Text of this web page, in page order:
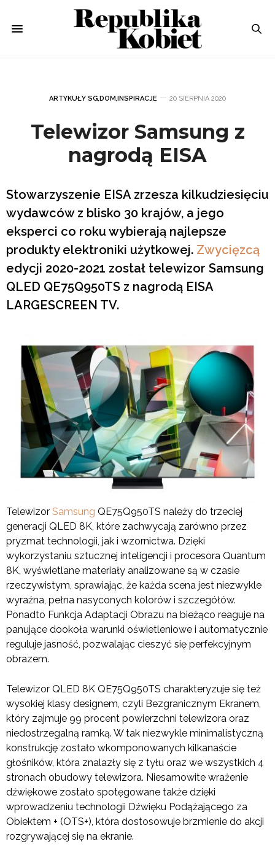
ARTYKUŁY SG,DOM,INSPIRACJE 20 SIERPNIA 2020
Telewizor Samsung z
nagrodą EISA
Stowarzyszenie EISA zrzesza kilkudziesięciu
wydawców z blisko 30 krajów, a jego
eksperci co roku wybierają najlepsze
produkty elektroniki użytkowej. Zwycięzcą
edycji 2020-2021 został telewizor Samsung
QLED QE75Q950TS z nagrodą EISA
LARGESCREEN TV.
Telewizor Samsung QE75Q950TS należy do trzeciej
generacji QLED 8K, które zachwycają zarówno przez
pryzmat technologii, jak i wzornictwa. Dzięki
wykorzystaniu sztucznej inteligencji i procesora Quantum
8K, wyświetlane materiały analizowane są w czasie
rzeczywistym, sprawiając, że każda scena jest niezwykle
wyraźna, pełna nasyconych kolorów i szczegółów.
Ponadto Funkcja Adaptacji Obrazu na bieżąco reaguje na
panujące dookoła warunki oświetleniowe i automatycznie
reguluje jasność, pozwalając cieszyć się perfekcyjnym
obrazem.
Telewizor QLED 8K QE75Q950TS charakteryzuje się też
wysokiej klasy designem, czyli Bezgranicznym Ekranem,
który zajmuje 99 procent powierzchni telewizora oraz
niedostrzegalną ramką. W tak niezwykle minimalistyczną
konstrukcję zostało wkomponowanych kilkanaście
głośników, która znalazły się z tyłu oraz we wszystkich 4
stronach obudowy telewizora. Niesamowite wrażenie
dźwiękowe zostało spotęgowane także dzięki
wprowadzeniu technologii Dźwięku Podążającego za
Obiektem + (OTS+), która dostosowuje brzmienie do akcji
rozgrywającej się na ekranie.